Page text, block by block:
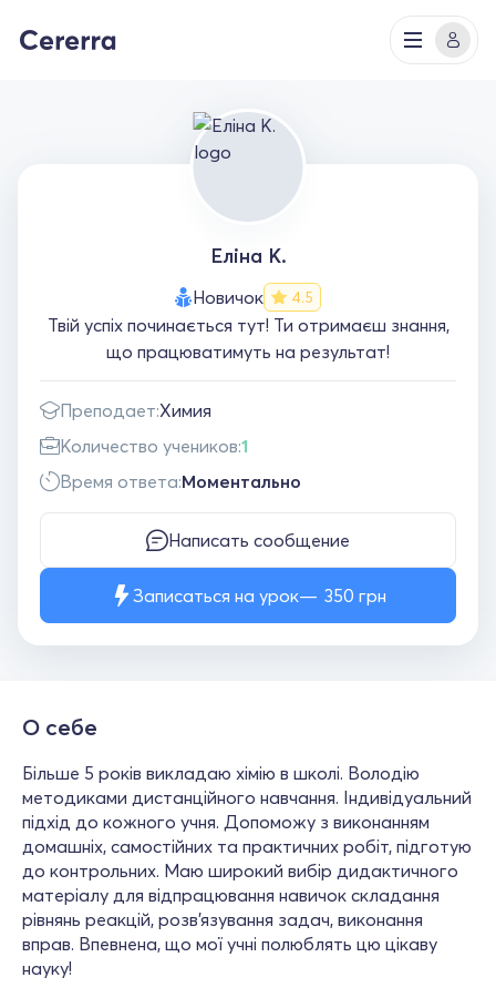
Еліна К.
Новичок 4.5
Твій успіх починається тут! Ти отримаєш знання,
що працюватимуть на результат!
Преподает:Химия
Количество учеников:1
Время ответа:Моментально
Написать сообщение
Записаться на урок 350 грн
О себе
Більше 5 років викладаю хімію в школі. Володію
методиками дистанційного навчання. Індивідуальний
підхід до кожного учня. Допоможу з виконанням
домашніх, самостійних та практичних робіт, підготую
до контрольних. Маю широкий вибір дидактичного
матеріалу для відпрацювання навичок складання
рівнянь реакцій, розв'язування задач, виконання
вправ. Впевнена, що мої учні полюблять цю цікаву
науку!